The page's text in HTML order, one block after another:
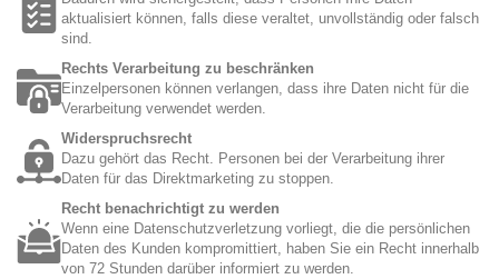
aktualisiert können, falls diese veraltet, unvollständig oder falsch
sind.
Rechts Verarbeitung zu beschränken
Einzelpersonen können verlangen, dass ihre Daten nicht für die
Verarbeitung verwendet werden.
Widerspruchsrecht
Dazu gehört das Recht. Personen bei der Verarbeitung ihrer
Daten für das Direktmarketing zu stoppen.
Recht benachrichtigt zu werden
Wenn eine Datenschutzverletzung vorliegt, die die persönlichen
Daten des Kunden kompromittiert, haben Sie ein Recht innerhalb
von 72 Stunden darüber informiert zu werden.